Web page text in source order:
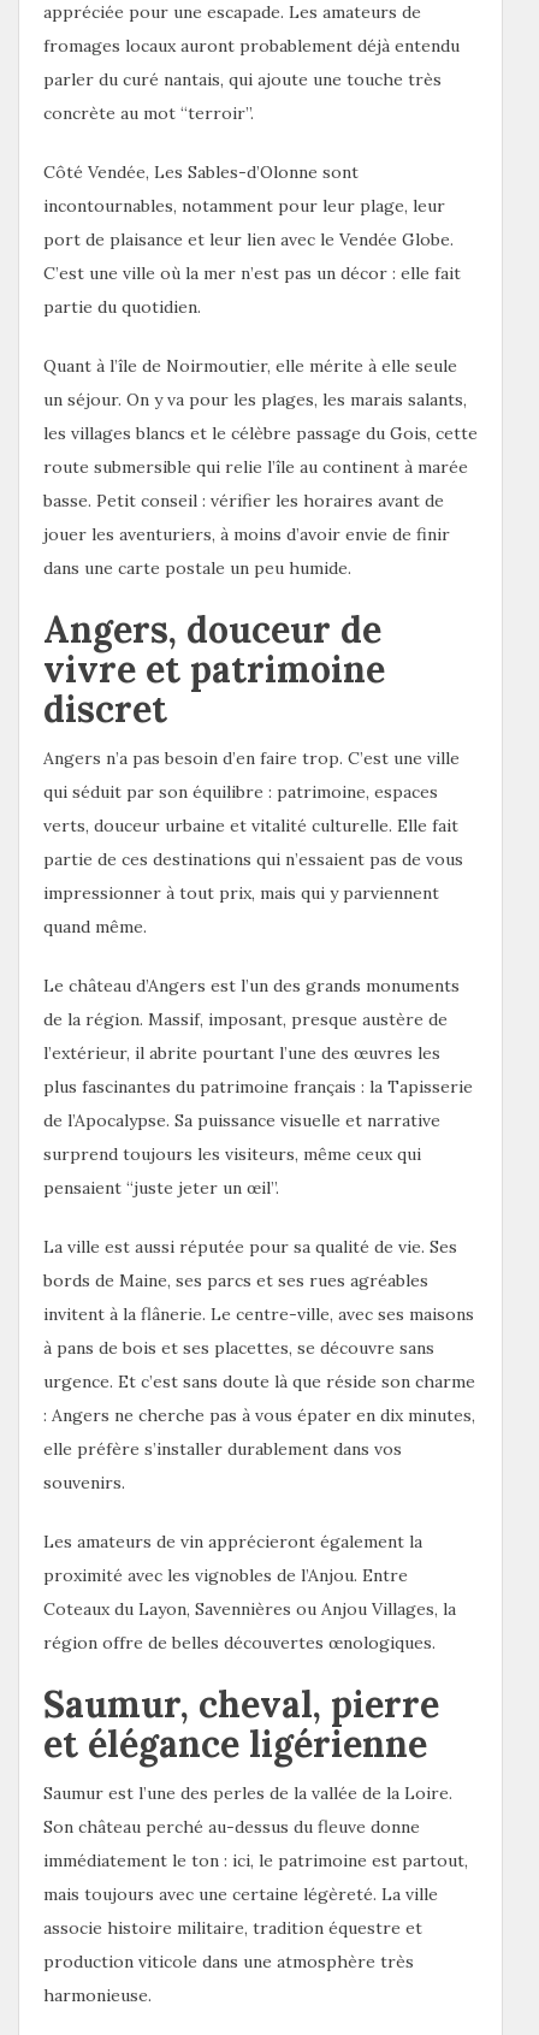
appréciée pour une escapade. Les amateurs de
fromages locaux auront probablement déjà entendu
parler du curé nantais, qui ajoute une touche très
concrète au mot “terroir”.
Côté Vendée, Les Sables-d’Olonne sont
incontournables, notamment pour leur plage, leur
port de plaisance et leur lien avec le Vendée Globe.
C’est une ville où la mer n’est pas un décor : elle fait
partie du quotidien.
Quant à l’île de Noirmoutier, elle mérite à elle seule
un séjour. On y va pour les plages, les marais salants,
les villages blancs et le célèbre passage du Gois, cette
route submersible qui relie l’île au continent à marée
basse. Petit conseil : vérifier les horaires avant de
jouer les aventuriers, à moins d’avoir envie de finir
dans une carte postale un peu humide.
Angers, douceur de
vivre et patrimoine
discret
Angers n’a pas besoin d’en faire trop. C’est une ville
qui séduit par son équilibre : patrimoine, espaces
verts, douceur urbaine et vitalité culturelle. Elle fait
partie de ces destinations qui n’essaient pas de vous
impressionner à tout prix, mais qui y parviennent
quand même.
Le château d’Angers est l’un des grands monuments
de la région. Massif, imposant, presque austère de
l’extérieur, il abrite pourtant l’une des œuvres les
plus fascinantes du patrimoine français : la Tapisserie
de l’Apocalypse. Sa puissance visuelle et narrative
surprend toujours les visiteurs, même ceux qui
pensaient “juste jeter un œil”.
La ville est aussi réputée pour sa qualité de vie. Ses
bords de Maine, ses parcs et ses rues agréables
invitent à la flânerie. Le centre-ville, avec ses maisons
à pans de bois et ses placettes, se découvre sans
urgence. Et c’est sans doute là que réside son charme
: Angers ne cherche pas à vous épater en dix minutes,
elle préfère s’installer durablement dans vos
souvenirs.
Les amateurs de vin apprécieront également la
proximité avec les vignobles de l’Anjou. Entre
Coteaux du Layon, Savennières ou Anjou Villages, la
région offre de belles découvertes œnologiques.
Saumur, cheval, pierre
et élégance ligérienne
Saumur est l’une des perles de la vallée de la Loire.
Son château perché au-dessus du fleuve donne
immédiatement le ton : ici, le patrimoine est partout,
mais toujours avec une certaine légèreté. La ville
associe histoire militaire, tradition équestre et
production viticole dans une atmosphère très
harmonieuse.